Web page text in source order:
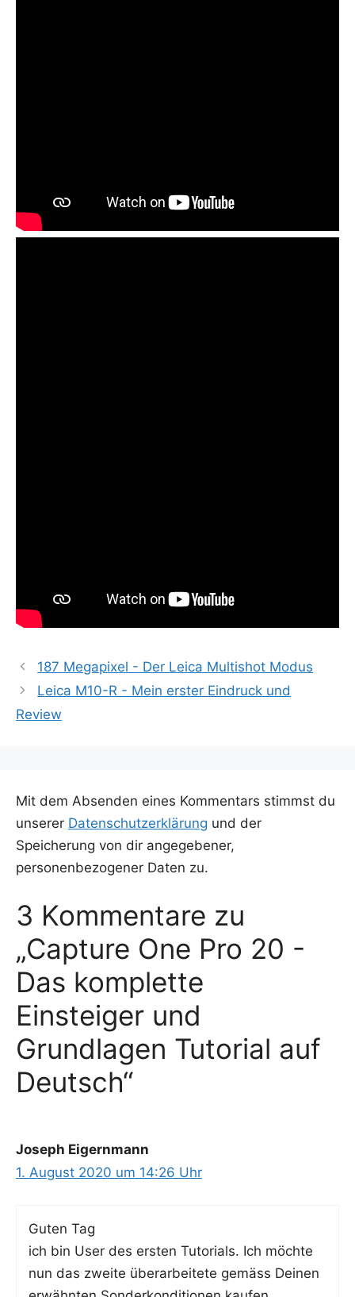
187 Megapixel - Der Leica Multishot Modus
Leica M10-R - Mein erster Eindruck und
Review
Mit dem Absenden eines Kommentars stimmst du
unserer Datenschutzerklärung und der
Speicherung von dir angegebener,
personenbezogener Daten zu.
3 Kommentare zu
„Capture One Pro 20 -
Das komplette
Einsteiger und
Grundlagen Tutorial auf
Deutsch“
Joseph Eigernmann
1. August 2020 um 14:26 Uhr
Guten Tag
ich bin User des ers­ten Tuto­ri­als. Ich möch­te
nun das zwei­te über­ar­bei­te­te gemäss Dei­nen